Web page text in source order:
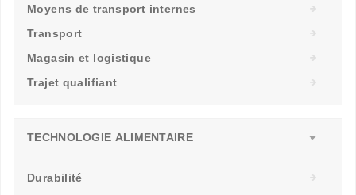
Moyens de transport internes
Transport
Magasin et logistique
Trajet qualifiant
TECHNOLOGIE ALIMENTAIRE
Durabilité